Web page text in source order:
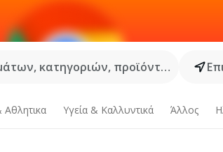
κατηγοριών, προϊόντων...
Υγεία & Καλλυντικά Άλλος